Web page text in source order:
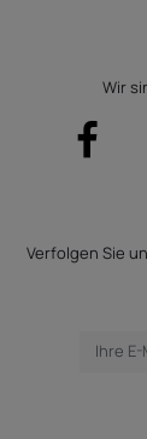
Wir
Verfolgen Sie